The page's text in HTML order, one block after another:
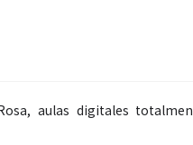
aulas digitales